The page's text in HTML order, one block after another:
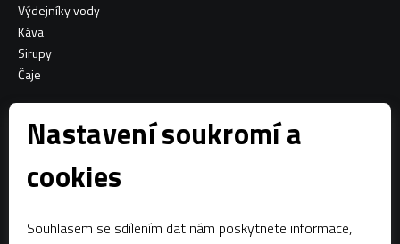
Nastavení soukromí a
cookies
Souhlasem se sdílením dat nám poskytnete informace,
Výdejníky vody
Káva
Sirupy
Čaje
Facebook